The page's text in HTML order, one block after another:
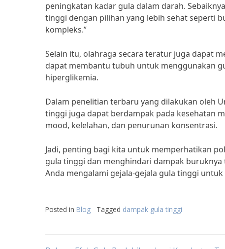
peningkatan kadar gula dalam darah.
tinggi dengan pilihan yang lebih sehat seperti
kompleks.”
Selain itu, olahraga secara teratur juga dapat
dapat membantu tubuh untuk menggunakan
hiperglikemia.
Dalam penelitian terbaru yang dilakukan oleh
tinggi juga dapat berdampak pada kesehatan
mood, kelelahan, dan penurunan konsentrasi.
Jadi, penting bagi kita untuk memperhatikan
gula tinggi dan menghindari dampak
Anda mengalami gejala-gejala gula tinggi
Posted in Blog Tagged dampak gula tinggi